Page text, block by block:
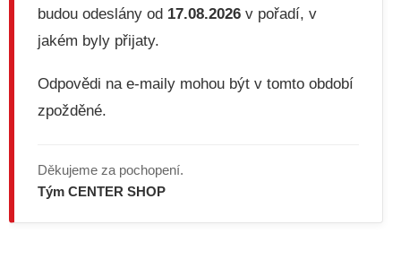
budou odeslány od 17.08.2026 v pořadí, v
jakém byly přijaty.
Odpovědi na e-maily mohou být v tomto období
zpožděné.
Děkujeme za pochopení.
Tým CENTER SHOP